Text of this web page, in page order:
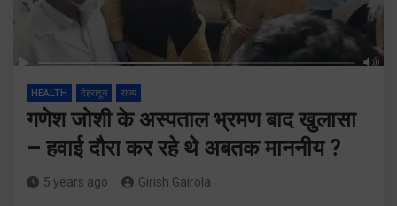
HEALTH देहरादून राज्य
गणेश जोशी के अस्पताल भ्रमण बाद खुलासा
– हवाई दौरा कर रहे थे अबतक माननीय ?
5 years ago Girish Gairola